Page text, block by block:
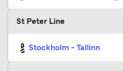
St Peter Line
Stockholm - Tallinn